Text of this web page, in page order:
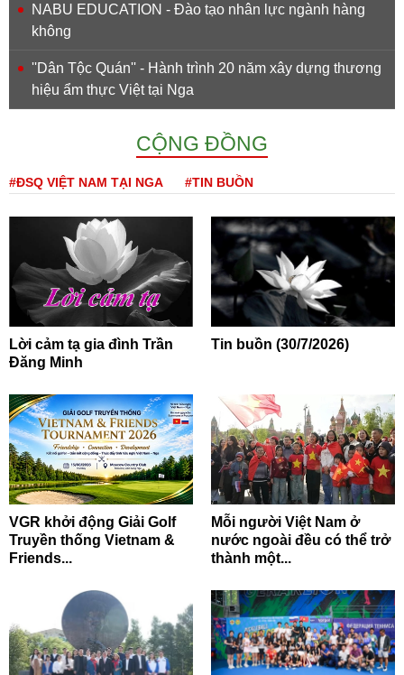
NABU EDUCATION - Đào tạo nhân lực ngành hàng
không
''Dân Tộc Quán'' - Hành trình 20 năm xây dựng thương
hiệu ẩm thực Việt tại Nga
CỘNG ĐỒNG
#ĐSQ VIỆT NAM TẠI NGA #TIN BUỒN
Lời cảm tạ gia đình Trần
Đăng Minh
Tin buồn (30/7/2026)
VGR khởi động Giải Golf
Truyền thống Vietnam &
Friends...
Mỗi người Việt Nam ở
nước ngoài đều có thể trở
thành một...